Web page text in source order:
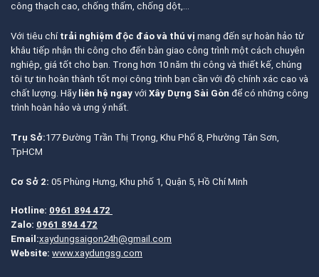
công thạch cao, chống thấm, chống dột,…
Với tiêu chí trải nghiệm độc đáo và thú vị mang đến sự hoàn hảo từ
khâu tiếp nhận thi công cho đến bàn giao công trình một cách chuyên
nghiệp, giá tốt cho bạn. Trong hơn 10 năm thi công và thiết kế, chúng
tôi tự tin hoàn thành tốt mọi công trình bạn cần với độ chính xác cao và
chất lượng. Hãy liên hệ ngay với Xây Dựng Sài Gòn để có những công
trình hoàn hảo và ưng ý nhất.
Trụ Sở:177 Đường Trần Thị Trọng, Khu Phố 8, Phường Tân Sơn,
TpHCM
Cơ Sở 2: 05 Phùng Hưng, Khu phố 1, Quận 5, Hồ Chí Minh
Hotline: 0961 894 472
Zalo: 0961 894 472
Email:xaydungsaigon24h@gmail.com
Website: www.xaydungsg.com